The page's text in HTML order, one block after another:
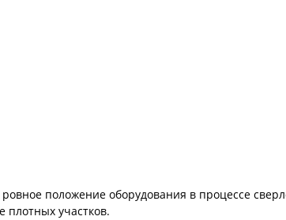
положение оборудования в процессе
плотных участков.